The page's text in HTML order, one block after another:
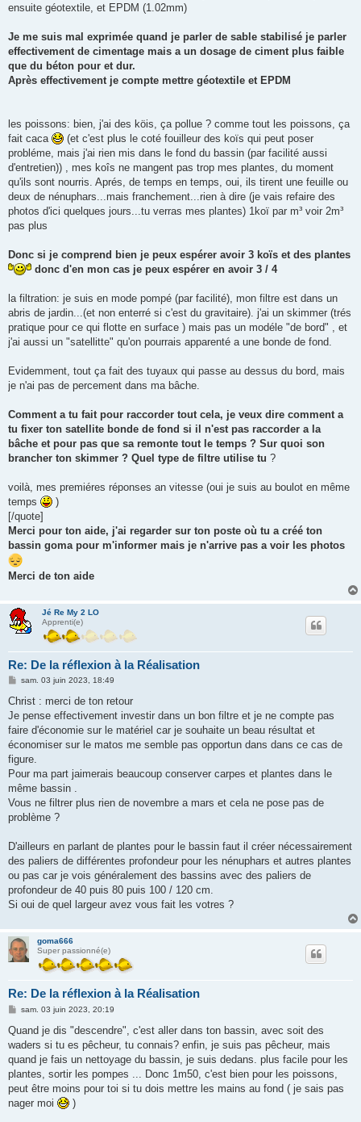
ensuite géotextile, et EPDM (1.02mm)
Je me suis mal exprimée quand je parler de sable stabilisé je parler
effectivement de cimentage mais a un dosage de ciment plus faible
que du béton pour et dur.
Après effectivement je compte mettre géotextile et EPDM
les poissons: bien, j'ai des köis, ça pollue ? comme tout les poissons, ça
fait caca
(et c'est plus le coté fouilleur des koïs qui peut poser
probléme, mais j'ai rien mis dans le fond du bassin (par facilité aussi
d'entretien)) , mes koîs ne mangent pas trop mes plantes, du moment
qu'ils sont nourris. Aprés, de temps en temps, oui, ils tirent une feuille ou
deux de nénuphars...mais franchement...rien à dire (je vais refaire des
photos d'ici quelques jours...tu verras mes plantes) 1koï par m³ voir 2m³
pas plus
Donc si je comprend bien je peux espérer avoir 3 koïs et des plantes
donc d'en mon cas je peux espérer en avoir 3 / 4
la filtration: je suis en mode pompé (par facilité), mon filtre est dans un
abris de jardin...(et non enterré si c'est du gravitaire). j'ai un skimmer (trés
pratique pour ce qui flotte en surface ) mais pas un modéle "de bord" , et
j'ai aussi un "satellitte" qu'on pourrais apparenté a une bonde de fond.
Evidemment, tout ça fait des tuyaux qui passe au dessus du bord, mais
je n'ai pas de percement dans ma bâche.
Comment a tu fait pour raccorder tout cela, je veux dire comment a
tu fixer ton satellite bonde de fond si il n'est pas raccorder a la
bâche et pour pas que sa remonte tout le temps ? Sur quoi son
brancher ton skimmer ? Quel type de filtre utilise tu ?
voilà, mes premiéres réponses an vitesse (oui je suis au boulot en même
temps
)
[/quote]
Merci pour ton aide, j'ai regarder sur ton poste où tu a créé ton
bassin goma pour m'informer mais je n'arrive pas a voir les photos
Merci de ton aide
Jé Re My 2 LO
Apprenti(e)
Re: De la réflexion à la Réalisation
M
s
a
g
sam. 03 juin 2023, 18:49
Christ : merci de ton retour
Je pense effectivement investir dans un bon filtre et je ne compte pas
faire d'économie sur le matériel car je souhaite un beau résultat et
économiser sur le matos me semble pas opportun dans dans ce cas de
figure.
Pour ma part jaimerais beaucoup conserver carpes et plantes dans le
même bassin .
Vous ne filtrer plus rien de novembre a mars et cela ne pose pas de
problème ?
D'ailleurs en parlant de plantes pour le bassin faut il créer nécessairement
des paliers de différentes profondeur pour les nénuphars et autres plantes
ou pas car je vois généralement des bassins avec des paliers de
profondeur de 40 puis 80 puis 100 / 120 cm.
Si oui de quel largeur avez vous fait les votres ?
goma666
Super passionné(e)
Re: De la réflexion à la Réalisation
M
s
a
g
sam. 03 juin 2023, 20:19
Quand je dis "descendre", c'est aller dans ton bassin, avec soit des
waders si tu es pêcheur, tu connais? enfin, je suis pas pêcheur, mais
quand je fais un nettoyage du bassin, je suis dedans. plus facile pour les
plantes, sortir les pompes ... Donc 1m50, c'est bien pour les poissons,
peut être moins pour toi si tu dois mettre les mains au fond ( je sais pas
nager moi
)